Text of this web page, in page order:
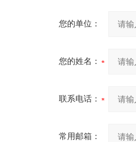
您的单位：
您的姓名：
联系电话：
常用邮箱：